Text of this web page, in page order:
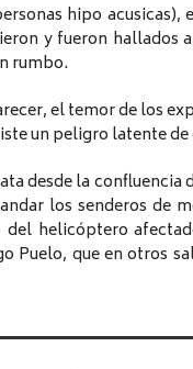
hipo acusicas),
y fueron hallados
rumbo.
el temor de los
un peligro latente
desde la
los senderos de
helicóptero
Puelo, que en otros